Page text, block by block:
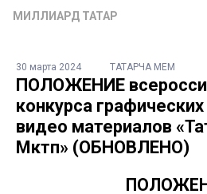
МИЛЛИАРД ТАТАР
30 марта 2024 ТАТАРЧА МЕМ
ПОЛОЖЕНИЕ
конкурса
видео материалов
Мәктәп» (ОБНОВЛЕНО)